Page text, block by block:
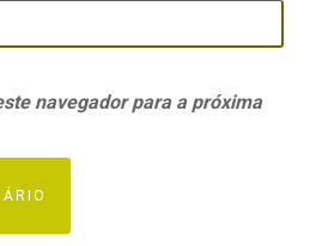
navegador para a próxima